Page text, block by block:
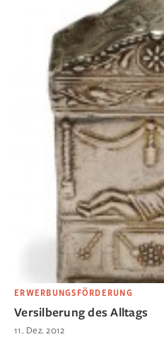
ERWERBUNGSFÖRDERUNG
Versilberung des Alltags
11. Dez. 2012